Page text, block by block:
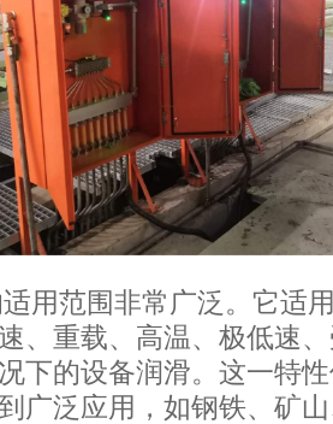
用范围非常广泛。它适
、重载、高温、极低速
下的设备润滑。这一特
广泛应用，如钢铁、矿